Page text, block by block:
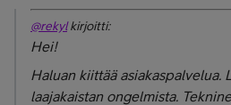
@rekylkirjoitti:
Hei!
Haluan kiittää asiakaspalvelua.
laajakaistan ongelmista.